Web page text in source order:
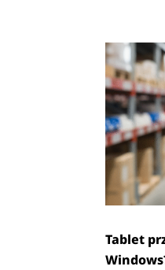
Tablet